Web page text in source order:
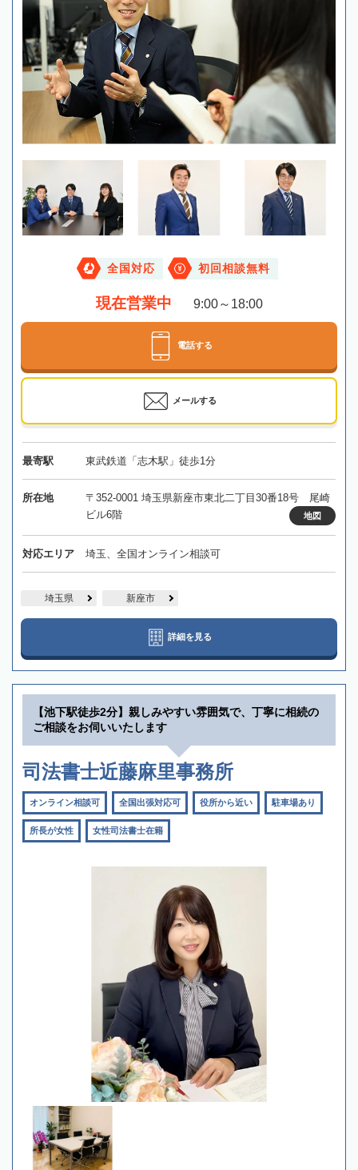
全国対応 初回相談無料
現在営業中 9:00～18:00
電話する
メールする
最寄駅 東武鉄道「志木駅」徒歩1分
所在地
〒352-0001 埼玉県新座市東北二丁目30番18号 尾崎
ビル6階
地図
対応エリア 埼玉、全国オンライン相談可
埼玉県 新座市
詳細を見る
【池下駅徒歩2分】親しみやすい雰囲気で、丁寧に相続の
ご相談をお伺いいたします
司法書士近藤麻里事務所
オンライン相談可 全国出張対応可 役所から近い 駐車場あり
所長が女性 女性司法書士在籍